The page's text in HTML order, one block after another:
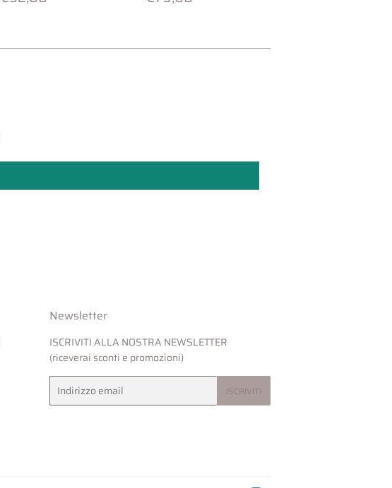
Newsletter
ISCRIVITI ALLA NOSTRA NEWSLETTER
(riceverai sconti e promozioni)
Email
ISCRIVITI